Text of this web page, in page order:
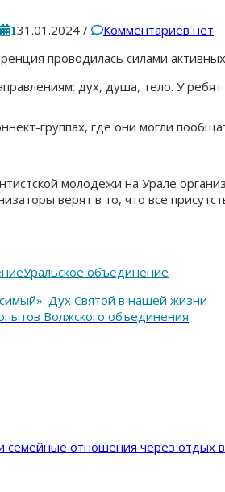
1 31.01.2024 /
Комментариев нет
проводилась силами
дух, душа, тело. У
группах, где они могли
молодежи на Урале
верят в то, что все
Уральское объединение
Дух Святой в нашей жизни
Волжского объединения
семейные отношения через